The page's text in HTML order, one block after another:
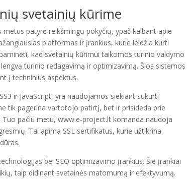
svetainių kūrime
patyrė reikšmingų pokyčių, ypač kalbant apie
platformas ir įrankius, kurie leidžia kurti
kad svetainių kūrimui taikomos turinio valdymo
turinio redagavimą ir optimizavimą. Šios sistemos
į techninius aspektus.
ir JavaScript, yra naudojamos siekiant sukurti
tik pagerina vartotojo patirtį, bet ir prisideda prie
pačiu metu, www.e-project.lt komanda naudoja
Tai apima SSL sertifikatus, kurie užtikrina
bei SEO optimizavimo įrankius. Šie įrankiai
taip didinant svetainės matomumą ir efektyvumą.